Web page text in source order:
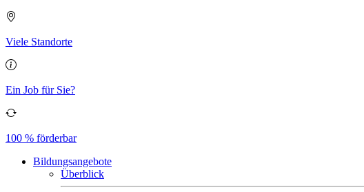
Viele Standorte
Ein Job für Sie?
100 % förderbar
Bildungsangebote
Überblick